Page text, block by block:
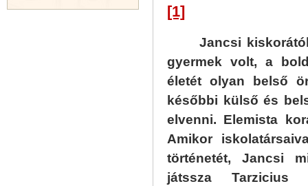
[1]
Jancsi
gyermek volt, a
életét olyan belső
későbbi külső és
elvenni. Elemista
Amikor
történetét, Jancsi
játssza